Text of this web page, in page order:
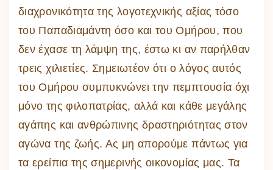
διαχρονικότητα της λογοτεχνικής αξίας τόσο
του Παπαδιαμάντη όσο και του Ομήρου, που
δεν έχασε τη λάμψη της, έστω κι αν παρήλθαν
τρεις χιλιετίες. Σημειωτέον ότι ο λόγος αυτός
του Ομήρου συμπυκνώνει την πεμπτουσία όχι
μόνο της φιλοπατρίας, αλλά και κάθε μεγάλης
αγάπης και ανθρώπινης δραστηριότητας στον
αγώνα της ζωής. Ας μη απορούμε πάντως για
τα ερείπια της σημερινής οικονομίας μας. Τα